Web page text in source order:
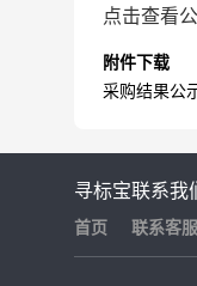
点击查看
附件下载
采购结果公
寻标宝
首页
联系我
联系客服